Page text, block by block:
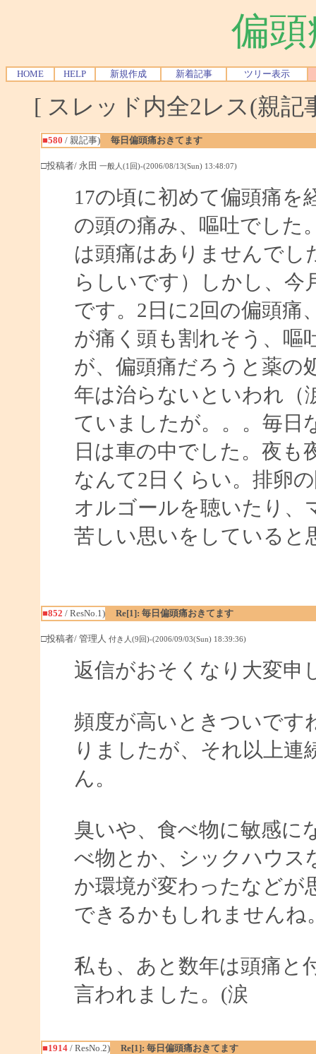
偏
HOME HELP 新規作成 新着記事 ツリー表示
[ スレッド内全2レス(親
■580 / 親記事) 毎日偏頭痛おきてます
□投稿者/ 永田 一般人(1回)-(2006/08/13(Sun) 13:48:07)
17の頃に初めて偏頭痛を
の頭の痛み、嘔吐でした
は頭痛はありませんでし
らしいです）しかし、
です。2日に2回の偏頭痛
が痛く頭も割れそう、嘔
が、偏頭痛だろうと薬の
年は治らないといわれ（
ていましたが。。。毎日
日は車の中でした。夜も
なんて2日くらい。排卵
オルゴールを聴いたり、
苦しい思いをしていると
■852 / ResNo.1) Re[1]: 毎日偏頭痛おきてます
□投稿者/ 管理人 付き人(9回)-(2006/09/03(Sun) 18:39:36)
返信がおそくなり大変申
頻度が高いときついです
りましたが、それ以上
ん。
臭いや、食べ物に敏感に
べ物とか、シックハウス
か環境が変わったなどが
できるかもしれませんね
私も、あと数年は頭痛
言われました。(涙
■1914/ ResNo.2) Re[1]: 毎日偏頭痛おきてます